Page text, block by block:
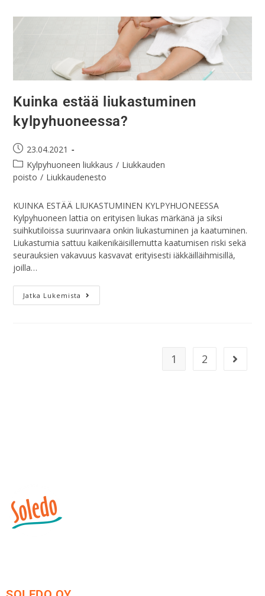
Kuinka estää liukastuminen
kylpyhuoneessa?
23.04.2021
Kylpyhuoneen liukkaus / Liukkauden
poisto / Liukkaudenesto
KUINKA ESTÄÄ LIUKASTUMINEN KYLPYHUONEESSA
Kylpyhuoneen lattia on erityisen liukas märkänä ja siksi
suihkutiloissa suurinvaara onkin liukastuminen ja kaatuminen.
Liukastumia sattuu kaikenikäisillemutta kaatumisen riski sekä
seurauksien vakavuus kasvavat erityisesti iäkkäilläihmisillä,
joilla…
Jatka Lukemista
1 2